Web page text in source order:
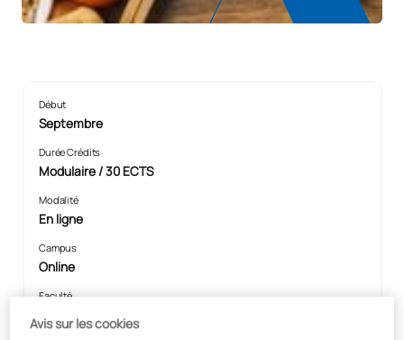
Début
Septembre
Durée Crédits
Modulaire / 30 ECTS
Modalité
En ligne
Campus
Online
Faculté
Sciences de la santé
Avis sur les cookies